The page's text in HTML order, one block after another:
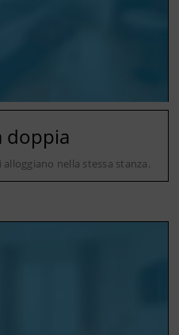
doppia
nella stessa stanza.